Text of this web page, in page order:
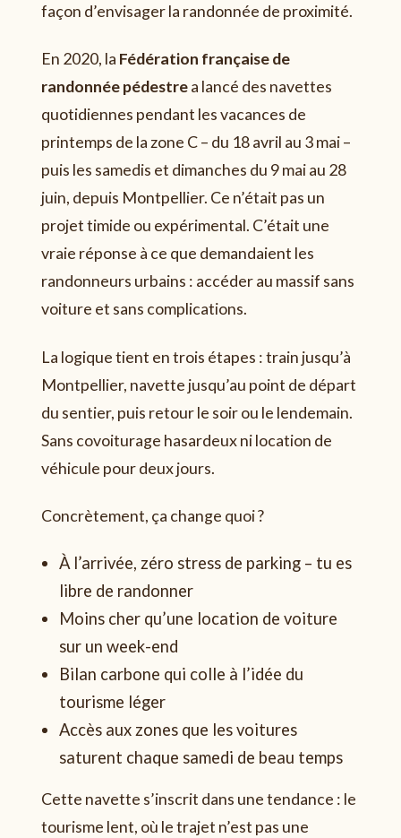
façon d’envisager la randonnée de proximité.
En 2020, la Fédération française de
randonnée pédestrea lancé des navettes
quotidiennes pendant les vacances de
printemps de la zone C – du 18 avril au 3 mai –
puis les samedis et dimanches du 9 mai au 28
juin, depuis Montpellier. Ce n’était pas un
projet timide ou expérimental. C’était une
vraie réponse à ce que demandaient les
randonneurs urbains : accéder au massif sans
voiture et sans complications.
La logique tient en trois étapes : train jusqu’à
Montpellier, navette jusqu’au point de départ
du sentier, puis retour le soir ou le lendemain.
Sans covoiturage hasardeux ni location de
véhicule pour deux jours.
Concrètement, ça change quoi ?
À l’arrivée, zéro stress de parking – tu es
libre de randonner
Moins cher qu’une location de voiture
sur un week-end
Bilan carbone qui colle à l’idée du
tourisme léger
Accès aux zones que les voitures
saturent chaque samedi de beau temps
Cette navette s’inscrit dans une tendance : le
tourisme lent, où le trajet n’est pas une